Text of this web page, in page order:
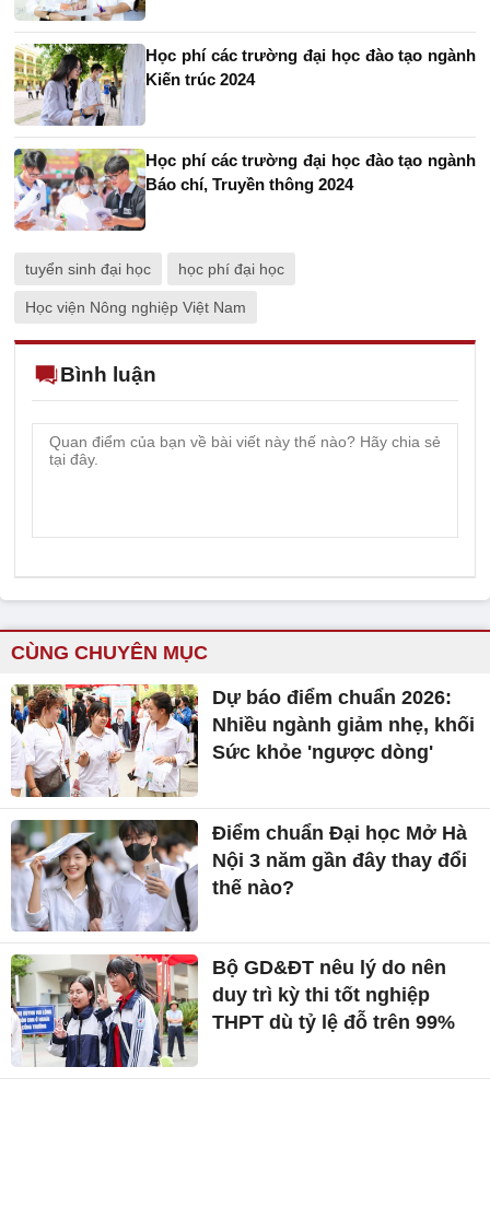
Học phí các trường đại học đào tạo ngành
Kiến trúc 2024
Học phí các trường đại học đào tạo ngành
Báo chí, Truyền thông 2024
tuyển sinh đại học học phí đại học
Học viện Nông nghiệp Việt Nam
Bình luận
CÙNG CHUYÊN MỤC
Dự báo điểm chuẩn 2026:
Nhiều ngành giảm nhẹ, khối
Sức khỏe 'ngược dòng'
Điểm chuẩn Đại học Mở Hà
Nội 3 năm gần đây thay đổi
thế nào?
Bộ GD&ĐT nêu lý do nên
duy trì kỳ thi tốt nghiệp
THPT dù tỷ lệ đỗ trên 99%